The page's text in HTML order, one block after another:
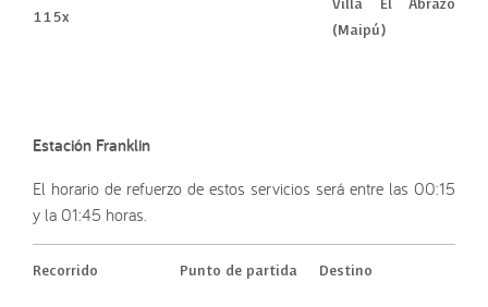
115x
Villa El Abrazo
(Maipú)
Estación Franklin
El horario de refuerzo de estos servicios será entre las 00:15
y la 01:45 horas.
Recorrido Punto de partida Destino